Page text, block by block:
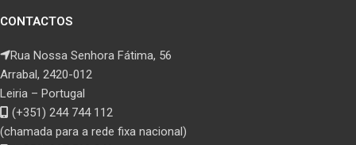
CONTACTOS
Rua Nossa Senhora Fátima, 56
Arrabal, 2420-012
Leiria – Portugal
(+351) 244 744 112
(chamada para a rede fixa nacional)